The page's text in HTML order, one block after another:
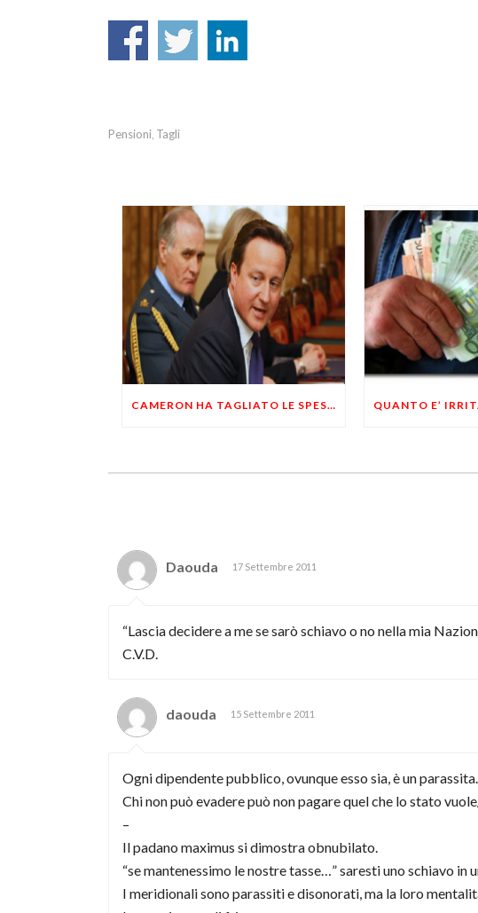
Pensioni, Tagli
CAMERON HA TAGLIATO LE SPESE MILITARI PER FAR RIPARTIRE L’ECONOMIA BRITANNICA
Daouda 17 Settembre 2011
“Lascia decidere a me se sarò schiavo o no nella mia
C.V.D.
daouda 15 Settembre 2011
Ogni dipendente pubblico, ovunque esso sia, è un parassita.
Chi non può evadere può non pagare quel che lo stato
–
Il padano maximus si dimostra obnubilato.
“se mantenessimo le nostre tasse…” saresti uno schiavo
I meridionali sono parassiti e disonorati, ma la loro